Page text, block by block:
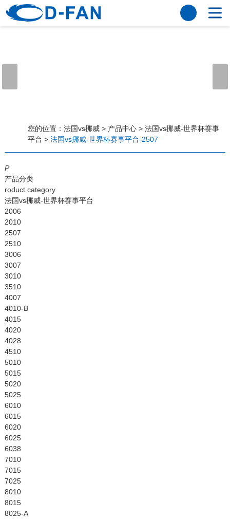
法国vs挪威
应用案例
工程案例
解决方案
新闻资讯
法国vs挪威
行业资讯
常见问题
法国vs挪威-世界杯赛事平台
联系方式
客户留言
人才招聘
English
您的位置： 法国vs挪威> 产品中心> 法国vs挪威-世界杯赛事
平台 > 法国vs挪威-世界杯赛事平台-2507
P
产品分类
roduct category
法国vs挪威-世界杯赛事平台
2006
2010
2507
2510
3006
3007
3010
3510
4007
4010-B
4015
4020
4028
4510
5010
5015
5020
5025
6010
6015
6020
6025
6038
7010
7015
7025
8010
8015
8025-A